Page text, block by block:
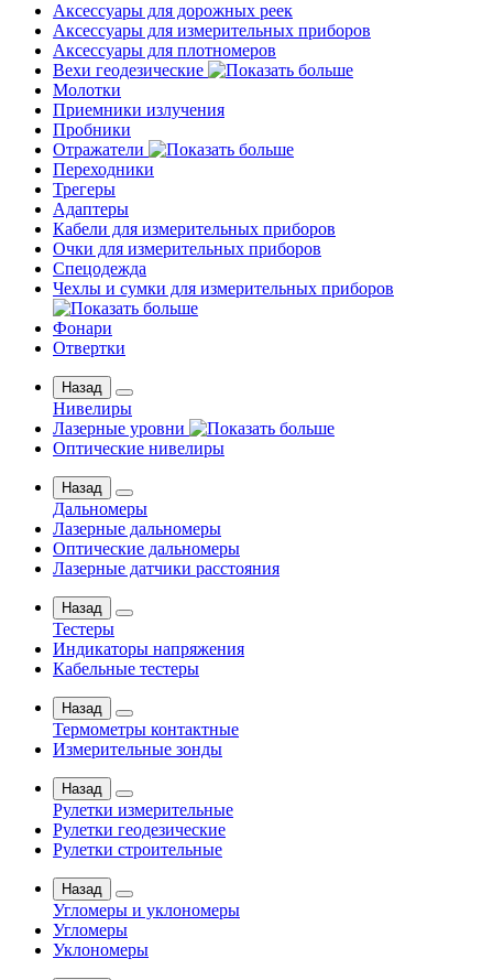
Аксессуары для дорожных реек
Аксессуары для измерительных приборов
Аксессуары для плотномеров
Вехи геодезические
Молотки
Приемники излучения
Пробники
Отражатели
Переходники
Трегеры
Адаптеры
Кабели для измерительных приборов
Очки для измерительных приборов
Спецодежда
Чехлы и сумки для измерительных приборов
Фонари
Отвертки
Назад
Нивелиры
Лазерные уровни
Оптические нивелиры
Назад
Дальномеры
Лазерные дальномеры
Оптические дальномеры
Лазерные датчики расстояния
Назад
Тестеры
Индикаторы напряжения
Кабельные тестеры
Назад
Термометры контактные
Измерительные зонды
Назад
Рулетки измерительные
Рулетки геодезические
Рулетки строительные
Назад
Угломеры и уклономеры
Угломеры
Уклономеры